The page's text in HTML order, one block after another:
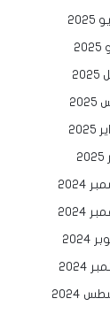
2024
2024
2024
2024
2024